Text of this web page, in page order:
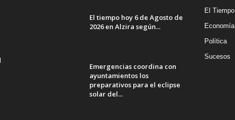
El tiempo hoy 6 de Agosto de
2026 en Alzira según...
Emergencias coordina con
ayuntamientos los
preparativos para el eclipse
solar del...
El Tiempo
Economía
Política
Sucesos